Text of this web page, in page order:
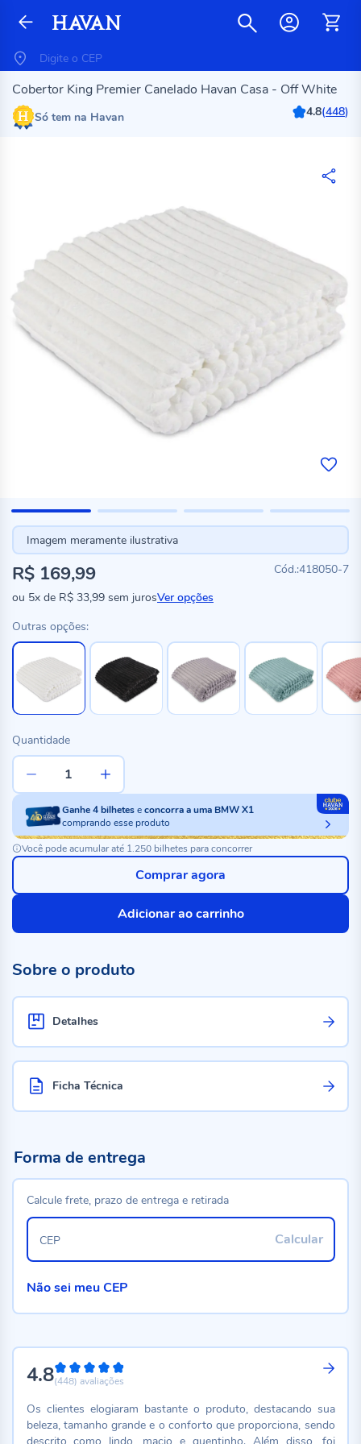
Cobertor King Premier Canelado Havan Casa - Off White
Só tem na Havan 4.8(448)
Imagem meramente ilustrativa
418050-7
R$ 169,99
ou 5x de R$ 33,99 sem jurosVer opções
Outras opções:
Quantidade
Ganhe4bilheteseconcorra a uma BMW X1
comprando esse produto
Você pode acumular até 1.250 bilhetes para concorrer
Adicionar ao carrinho
Comprar agora
Sobre o produto
Detalhes
Ficha Técnica
4.896%
(448) avaliações
Os clientes elogiaram bastante o produto, destacando sua
beleza, tamanho grande e o conforto que proporciona, sendo
descrito como lindo, macio e quentinho. Além disso, foi
Forma de entrega
Calcule frete, prazo de entrega e retirada
Calcular
CEP
Não sei meu CEP